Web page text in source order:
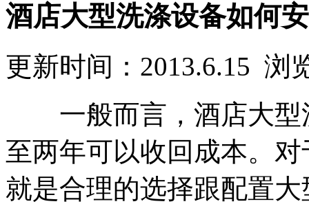
酒店大型洗涤设备如何
更新时间：2013.6.15 浏
一般而言，酒店大型
至两年可以收回成本。
就是合理的选择跟配置